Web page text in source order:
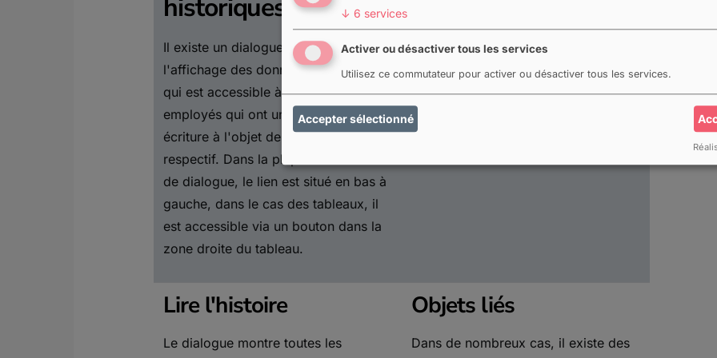
historiques
Il existe un dialogue spécial pour
l'affichage des données historiques,
qui est accessible à tous les
employés qui ont un accès en
écriture à l'objet de données
respectif. Dans la plupart des boîtes
de dialogue, le lien est situé en bas à
gauche, dans le cas des tableaux, il
est accessible via un bouton dans la
zone droite du tableau.
Lire l'histoire
Le dialogue montre toutes les
Objets liés
Dans de nombreux cas, il existe des
↓ 6 services
Activer ou désactiver tous les services
Utilisez ce commutateur pour activer ou désactiver tous les services.
Accepter sélectionné